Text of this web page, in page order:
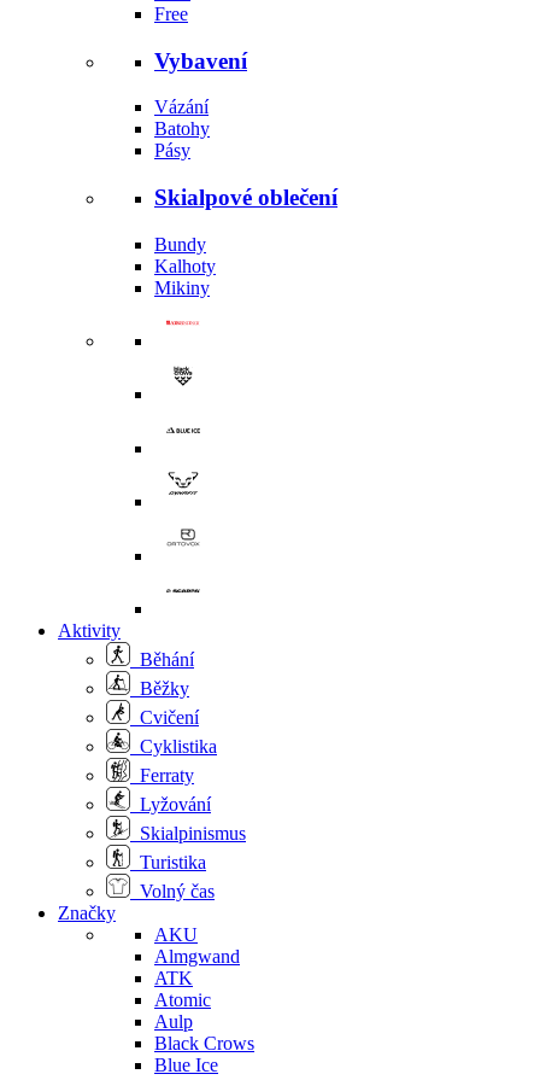
Free
Vybavení
Vázání
Batohy
Pásy
Skialpové oblečení
Bundy
Kalhoty
Mikiny
Aktivity
Běhání
Běžky
Cvičení
Cyklistika
Ferraty
Lyžování
Skialpinismus
Turistika
Volný čas
Značky
AKU
Almgwand
ATK
Atomic
Aulp
Black Crows
Blue Ice